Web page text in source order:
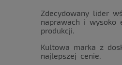
Zdecydowany lider
naprawach i wysoko
produkcji.
Kultowa marka z
najlepszej cenie.